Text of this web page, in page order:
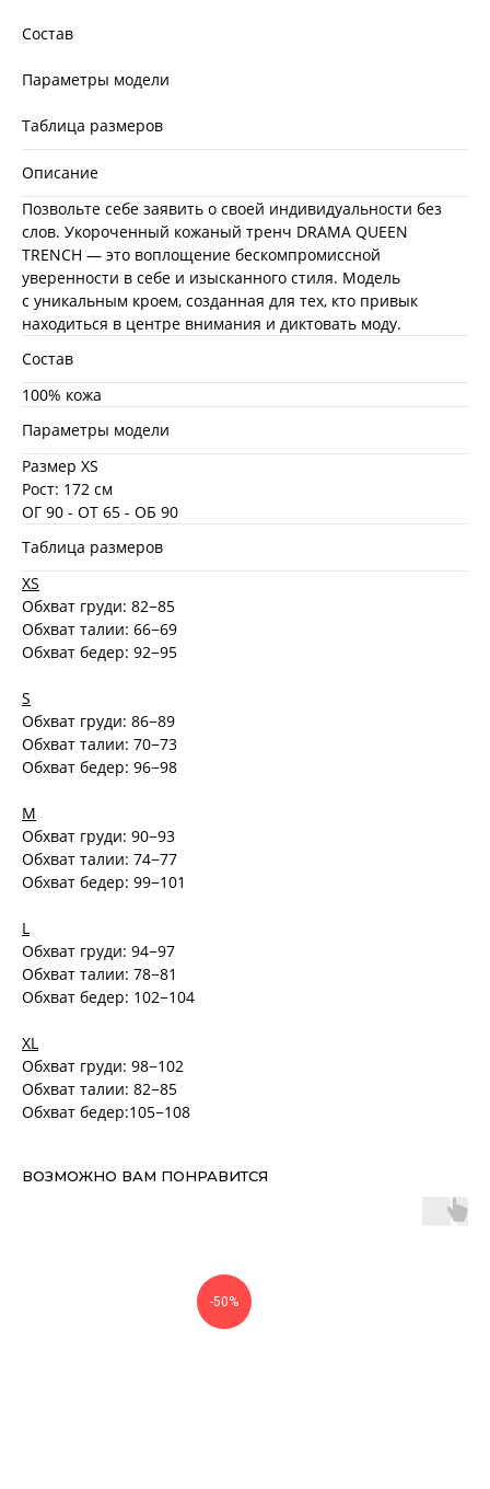
Состав
Параметры модели
Таблица размеров
Описание
Позвольте себе заявить о своей индивидуальности без
слов. Укороченный кожаный тренч DRAMA QUEEN
TRENCH — это воплощение бескомпромиссной
уверенности в себе и изысканного стиля. Модель
с уникальным кроем, созданная для тех, кто привык
находиться в центре внимания и диктовать моду.
Состав
100% кожа
Параметры модели
Размер XS
Рост: 172 см
ОГ 90 - ОТ 65 - ОБ 90
Таблица размеров
XS
Обхват груди: 82−85
Обхват талии: 66−69
Обхват бедер: 92−95
S
Обхват груди: 86−89
Обхват талии: 70−73
Обхват бедер: 96−98
M
Обхват груди: 90−93
Обхват талии: 74−77
Обхват бедер: 99−101
L
Обхват груди: 94−97
Обхват талии: 78−81
Обхват бедер: 102−104
XL
Обхват груди: 98−102
Обхват талии: 82−85
Обхват бедер:105−108
ВОЗМОЖНО ВАМ ПОНРАВИТСЯ
-50%